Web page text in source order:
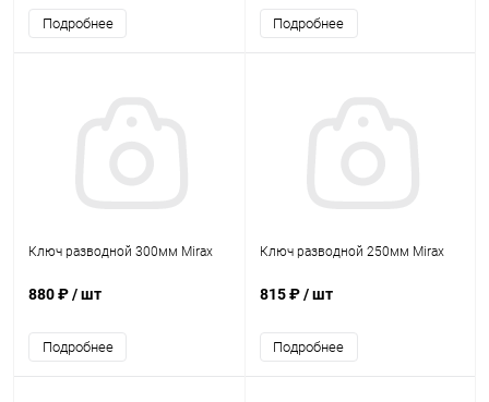
Подробнее Подробнее
Ключ разводной 300мм Mirax
880 ₽/ шт
Подробнее
Ключ разводной 250мм Mirax
815 ₽/ шт
Подробнее